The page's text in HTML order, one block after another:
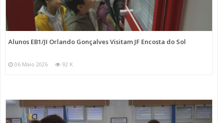
Alunos EB1/JI Orlando Gonçalves Visitam JF Encosta do Sol
06 Maio 2026 92 K